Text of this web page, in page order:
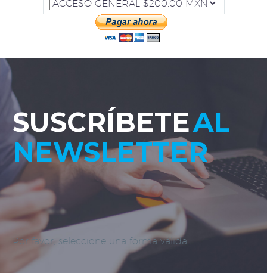
SUSCRÍBETEAL
NEWSLETTER
Por favor, seleccione una forma válida